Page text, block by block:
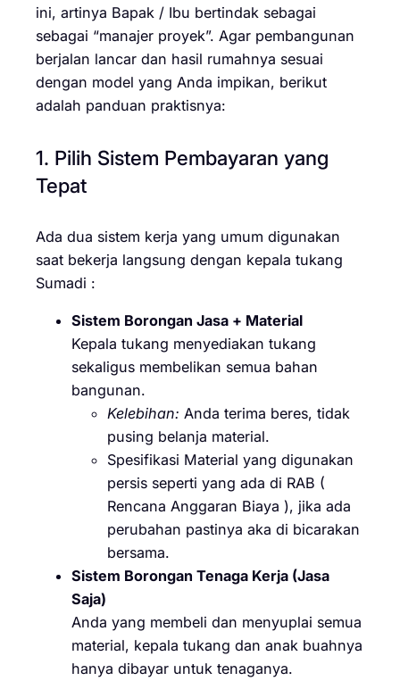
ini, artinya Bapak / Ibu bertindak sebagai
sebagai “manajer proyek”. Agar pembangunan
berjalan lancar dan hasil rumahnya sesuai
dengan model yang Anda impikan, berikut
adalah panduan praktisnya:
1. Pilih Sistem Pembayaran yang
Tepat
Ada dua sistem kerja yang umum digunakan
saat bekerja langsung dengan kepala tukang
Sumadi :
Sistem Borongan Jasa + Material
Kepala tukang menyediakan tukang
sekaligus membelikan semua bahan
bangunan.
Kelebihan: Anda terima beres, tidak
pusing belanja material.
Spesifikasi Material yang digunakan
persis seperti yang ada di RAB (
Rencana Anggaran Biaya ), jika ada
perubahan pastinya aka di bicarakan
bersama.
Sistem Borongan Tenaga Kerja (Jasa
Saja)
Anda yang membeli dan menyuplai semua
material, kepala tukang dan anak buahnya
hanya dibayar untuk tenaganya.